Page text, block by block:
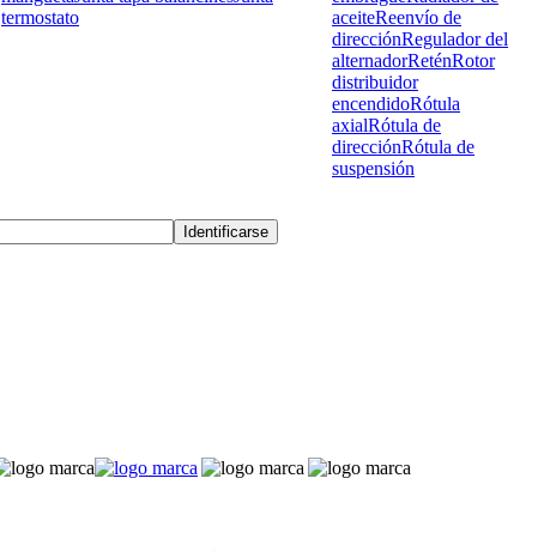
termostato
aceiteReenvío de
direcciónRegulador del
alternadorReténRotor
distribuidor
encendidoRótula
axialRótula de
direcciónRótula de
suspensión